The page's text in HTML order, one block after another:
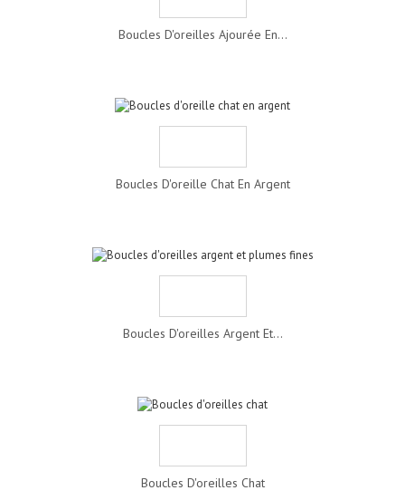
Boucles D'oreilles Ajourée En...
Boucles D'oreille Chat En Argent
Boucles D'oreilles Argent Et...
Boucles D'oreilles Chat